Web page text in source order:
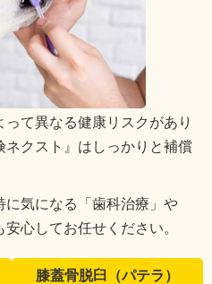
て異なる健康リスクがあり
ネクスト』はしっかりと補償
に気になる「歯科治療」や
心してお任せください。
膝蓋骨脱臼（パテラ）